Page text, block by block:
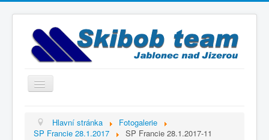
Přepnout
navigaci
Historie
Hlavní stránka
Fotogalerie
SP Francie 28.1.2017
SP Francie 28.1.2017-11